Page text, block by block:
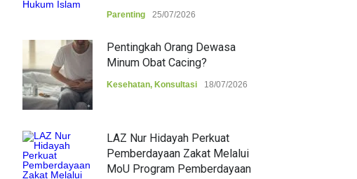
Parenting 25/07/2026
Pentingkah Orang Dewasa
Minum Obat Cacing?
Kesehatan, Konsultasi 18/07/2026
LAZ Nur Hidayah Perkuat
Pemberdayaan Zakat Melalui
MoU Program Pemberdayaan